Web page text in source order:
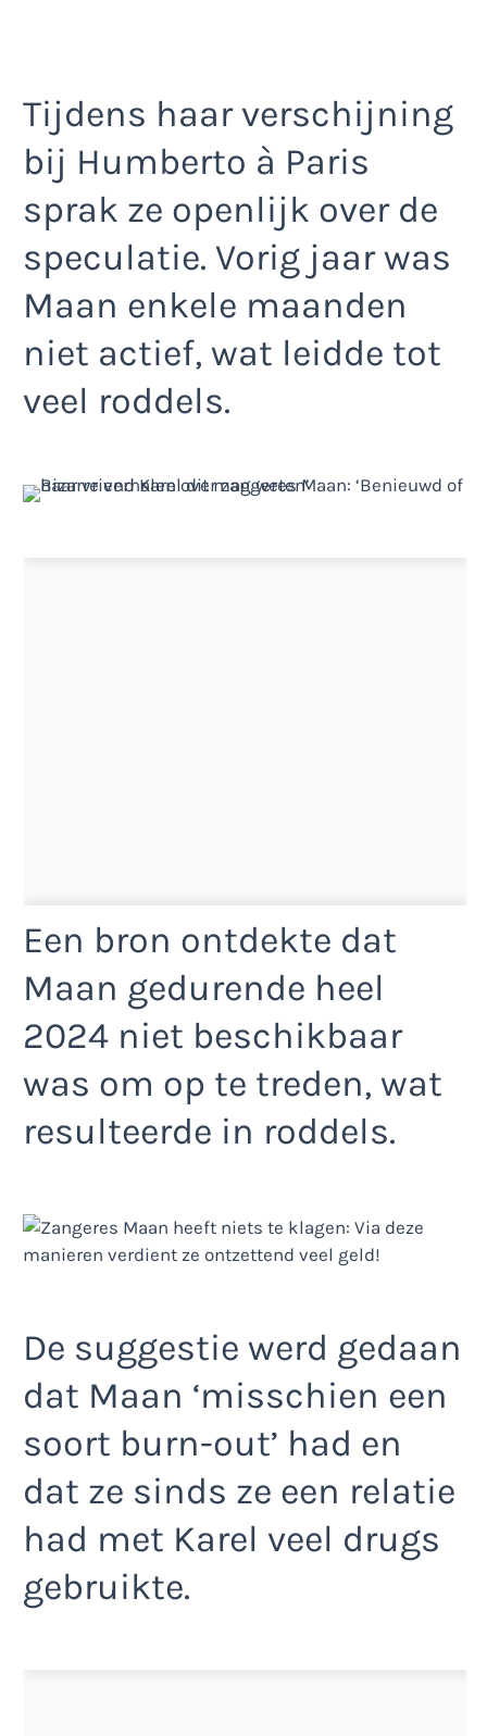
Tijdens haar verschijning
bij Humberto à Paris
sprak ze openlijk over de
speculatie. Vorig jaar was
Maan enkele maanden
niet actief, wat leidde tot
veel roddels.
Een bron ontdekte dat
Maan gedurende heel
2024 niet beschikbaar
was om op te treden, wat
resulteerde in roddels.
De suggestie werd gedaan
dat Maan ‘misschien een
soort burn-out’ had en
dat ze sinds ze een relatie
had met Karel veel drugs
gebruikte.